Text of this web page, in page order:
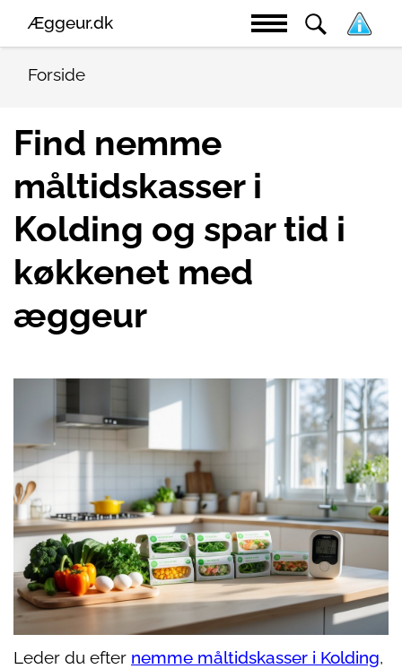
Æggeur.dk
Forside
Find nemme
måltidskasser i
Kolding og spar tid i
køkkenet med
æggeur
Leder du efter nemme måltidskasser i Kolding,